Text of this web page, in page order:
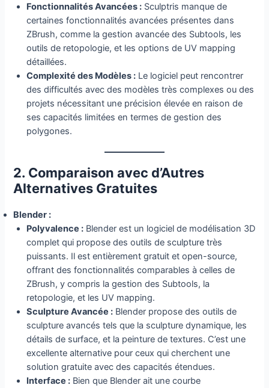
Fonctionnalités Avancées : Sculptris manque de
certaines fonctionnalités avancées présentes dans
ZBrush, comme la gestion avancée des Subtools, les
outils de retopologie, et les options de UV mapping
détaillées.
Complexité des Modèles : Le logiciel peut rencontrer
des difficultés avec des modèles très complexes ou des
projets nécessitant une précision élevée en raison de
ses capacités limitées en termes de gestion des
polygones.
2. Comparaison avec d’Autres
Alternatives Gratuites
Blender :
Polyvalence : Blender est un logiciel de modélisation 3D
complet qui propose des outils de sculpture très
puissants. Il est entièrement gratuit et open-source,
offrant des fonctionnalités comparables à celles de
ZBrush, y compris la gestion des Subtools, la
retopologie, et les UV mapping.
Sculpture Avancée : Blender propose des outils de
sculpture avancés tels que la sculpture dynamique, les
détails de surface, et la peinture de textures. C’est une
excellente alternative pour ceux qui cherchent une
solution gratuite avec des capacités étendues.
Interface : Bien que Blender ait une courbe